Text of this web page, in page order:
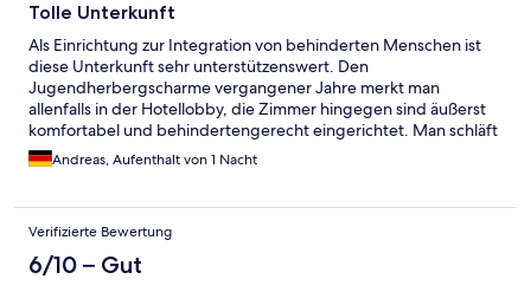
Tolle Unterkunft
Als Einrichtung zur Integration von behinderten Menschen ist
diese Unterkunft sehr unterstützenswert. Den
Jugendherbergscharme vergangener Jahre merkt man
allenfalls in der Hotellobby, die Zimmer hingegen sind äußerst
komfortabel und behindertengerecht eingerichtet. Man schläft
phänomenal gut, da weit und breit keine Lärmquellen sind.
Andreas, Aufenthalt von 1 Nacht
Verifizierte Bewertung
6/10 – Gut